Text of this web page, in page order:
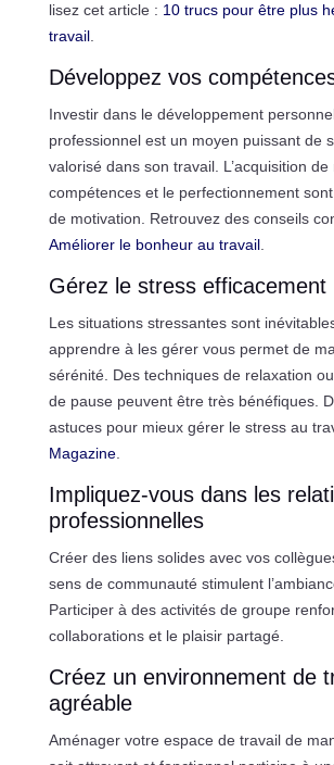
lisez cet article : 10 trucs pour être plus
travail.
Développez vos
Investir dans le développement
professionnel est un moyen puissant de
valorisé dans son travail. L’acquisition de
compétences et le perfectionnement
de motivation. Retrouvez des conseils
Améliorer le bonheur au travail.
Gérez le stress efficacement
Les situations stressantes sont
apprendre à les gérer vous permet de
sérénité. Des techniques de relaxation
de pause peuvent être très bénéfiques.
astuces pour mieux gérer le stress au
Magazine.
Impliquez-vous dans les
professionnelles
Créer des liens solides avec vos
sens de communauté stimulent
Participer à des activités de groupe
collaborations et le plaisir partagé.
Créez un environnement de
agréable
Aménager votre espace de travail de